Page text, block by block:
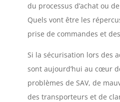
du processus d’achat ou
Quels vont être les
prise de commandes et
Si la sécurisation lors des
sont aujourd’hui au cœur
problèmes de SAV, de
des transporteurs et de